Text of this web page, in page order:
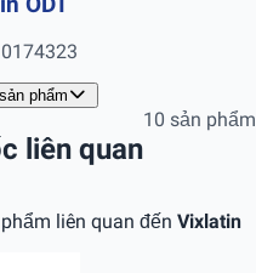
phẩm
liên quan
10 sản phẩm
liên quan đến Vixlatin